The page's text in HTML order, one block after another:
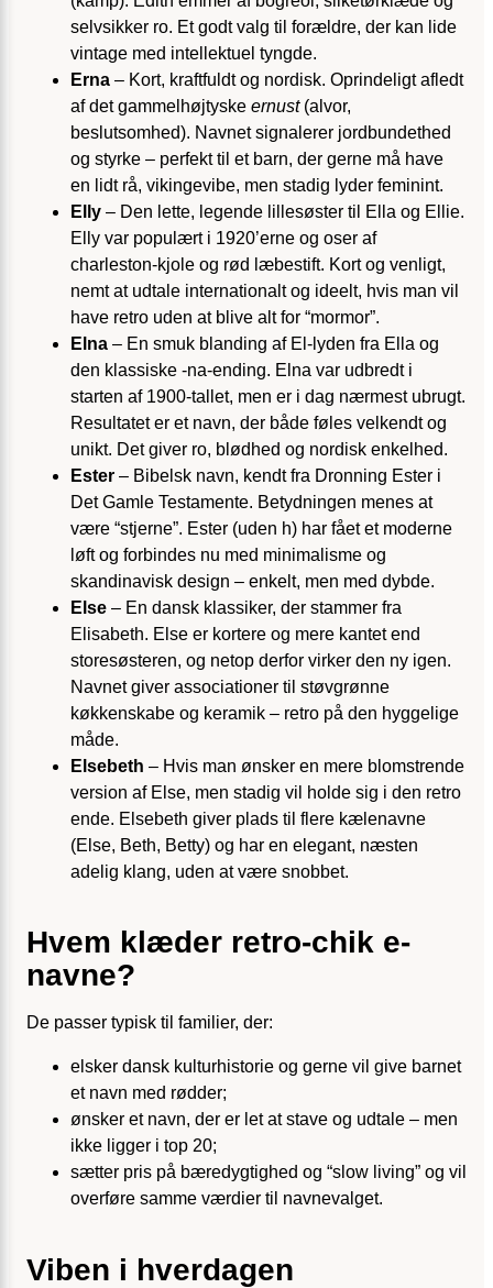
selvsikker ro. Et godt valg til forældre, der kan lide
vintage med intellektuel tyngde.
Erna – Kort, kraftfuldt og nordisk. Oprindeligt afledt
af det gammelhøjtyske ernust(alvor,
beslutsomhed). Navnet signalerer jordbundethed
og styrke – perfekt til et barn, der gerne må have
en lidt rå, vikingevibe, men stadig lyder feminint.
Elly – Den lette, legende lillesøster til Ella og Ellie.
Elly var populært i 1920’erne og oser af
charleston-kjole og rød læbestift. Kort og venligt,
nemt at udtale internationalt og ideelt, hvis man vil
have retro uden at blive alt for “mormor”.
Elna – En smuk blanding af El-lyden fra Ella og
den klassiske -na-ending. Elna var udbredt i
starten af 1900-tallet, men er i dag nærmest ubrugt.
Resultatet er et navn, der både føles velkendt og
unikt. Det giver ro, blødhed og nordisk enkelhed.
Ester – Bibelsk navn, kendt fra Dronning Ester i
Det Gamle Testamente. Betydningen menes at
være “stjerne”. Ester (uden h) har fået et moderne
løft og forbindes nu med minimalisme og
skandinavisk design – enkelt, men med dybde.
Else – En dansk klassiker, der stammer fra
Elisabeth. Else er kortere og mere kantet end
storesøsteren, og netop derfor virker den ny igen.
Navnet giver associationer til støvgrønne
køkkenskabe og keramik – retro på den hyggelige
måde.
Elsebeth – Hvis man ønsker en mere blomstrende
version af Else, men stadig vil holde sig i den retro
ende. Elsebeth giver plads til flere kælenavne
(Else, Beth, Betty) og har en elegant, næsten
adelig klang, uden at være snobbet.
Hvem klæder retro-chik e-
navne?
De passer typisk til familier, der:
elsker dansk kulturhistorie og gerne vil give barnet
et navn med rødder;
ønsker et navn, der er let at stave og udtale – men
ikke ligger i top 20;
sætter pris på bæredygtighed og “slow living” og vil
overføre samme værdier til navnevalget.
Viben i hverdagen